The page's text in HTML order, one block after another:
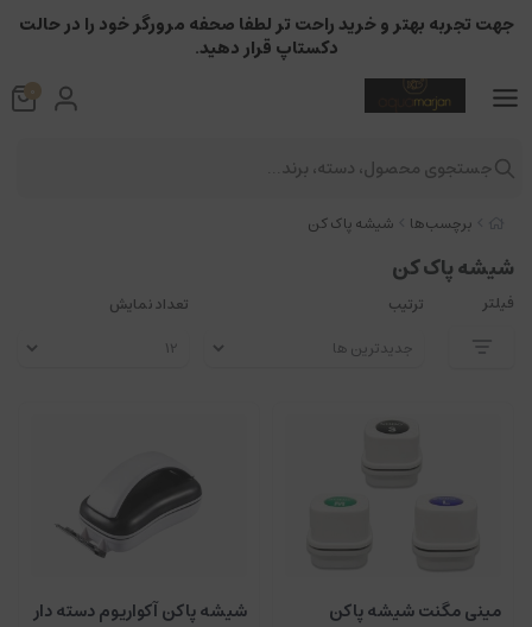
برچسب‌ها شیشه پاک کن
شیشه پاک کن
فیلتر ترتیب تعداد نمایش
مینی مگنت شیشه پاکن
شیشه پاکن آکواریوم دسته دار
جهت تجربه بهتر و خرید راحت تر لطفا صحفه مرورگر خود را در حالت
دکستاپ قرار دهید.
0
جستجوی محصول، دسته، برند...